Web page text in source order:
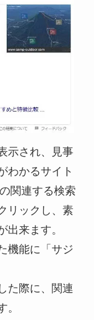
示され、見事
わかるサイト
関連する検索
リックし、 素
出来ます。
機能に 「サジ
た際に、関連
。